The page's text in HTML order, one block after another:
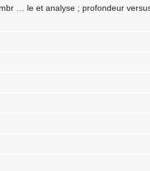
le et analyse ; profondeur